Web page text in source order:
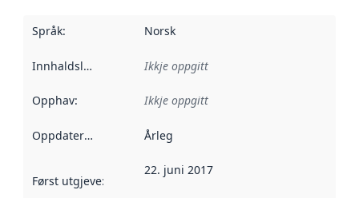
Språk: Norsk
Innhaldsleverandørar :
Ikkje oppgitt
Opphav: Ikkje oppgitt
Oppdateringsfrekvens :
Årleg
Først utgjeve: Denne datoen seier når dataa i dette
22. juni 2017